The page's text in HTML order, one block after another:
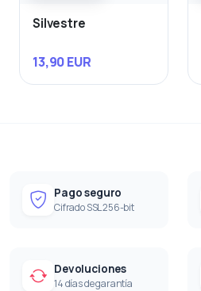
Silvestre
13,90 EUR
Pago seguro
Cifrado SSL 256-bit
Devoluciones
14 días de garantía